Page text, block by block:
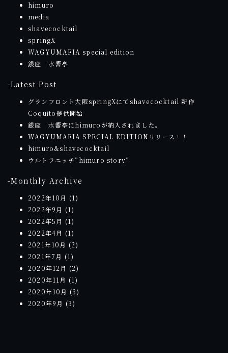
himuro
media
shavecocktail
springX
WAGYUMAFIA special edition
銀座 水響亭
-Latest Post
グランフロント大阪springXにてshavecocktail 新作
Coquito提供開始
銀座 水響亭にhimuroが納入されました。
WAGYUMAFIA SPECIAL EDITIONリリース！！
himuro&shavecocktail
ウルトラニッチ”himuro story”
-Monthly Archive
2022年10月 (1)
2022年9月 (1)
2022年5月 (1)
2022年4月 (1)
2021年10月 (2)
2021年7月 (1)
2020年12月 (2)
2020年11月 (1)
2020年10月 (3)
2020年9月 (3)